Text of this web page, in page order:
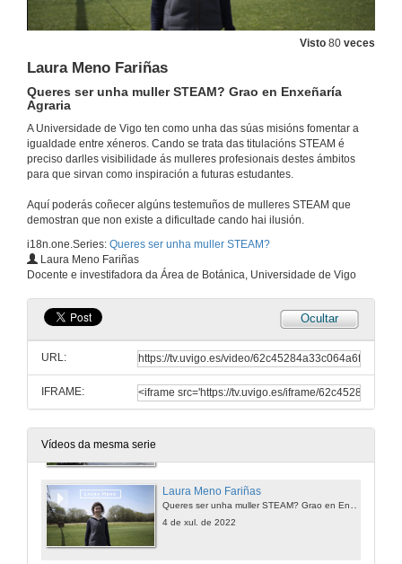
Visto 80 veces
Laura Meno Fariñas
Queres ser unha muller STEAM? Grao en Enxeñaría
Agraria
A Universidade de Vigo ten como unha das súas misións fomentar a
igualdade entre xéneros. Cando se trata das titulacións STEAM é
preciso darlles visibilidade ás mulleres profesionais destes ámbitos
para que sirvan como inspiración a futuras estudantes.
Aquí poderás coñecer algúns testemuños de mulleres STEAM que
demostran que non existe a dificultade cando hai ilusión.
i18n.one.Series: Queres ser unha muller STEAM?
Laura Meno Fariñas
Docente e investifadora da Área de Botánica, Universidade de Vigo
Ocultar
URL:
IFRAME:
Vídeos da mesma serie
María Fernández González
Laura Vázquez Loureda
4 de xul. de 2022
4 de xul. de 2022
Andrea Álvarez Salgado
Queres ser unha muller STEAM? Grao en Enxeñaría Agraria
4 de xul. de 2022
Andrea Álvarez Salgado (English subtitles)
Laura Meno Fariñas
4 de xul. de 2022